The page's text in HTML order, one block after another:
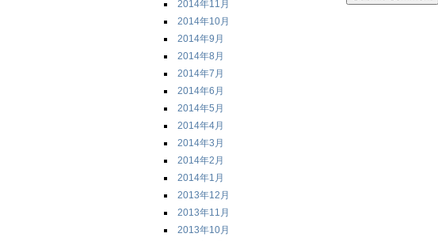
2014年11月
2014年10月
2014年9月
2014年8月
2014年7月
2014年6月
2014年5月
2014年4月
2014年3月
2014年2月
2014年1月
2013年12月
2013年11月
2013年10月